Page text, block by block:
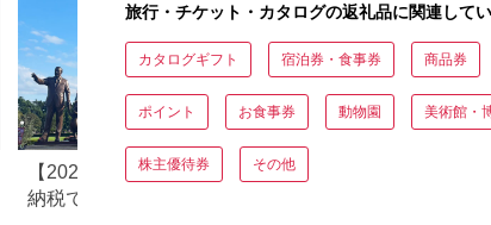
【2026年最新版】ふるさと
納税でディズニー返礼品は
旅行・チケット・カタログの返礼品に関連して
カタログギフト 宿泊券・食事券 商品券
ポイント お食事券 動物園 美術館・
株主優待券 その他